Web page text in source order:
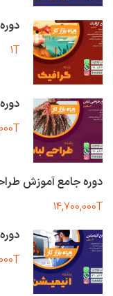
1T
دوره جامع آموزش
14,700,000T